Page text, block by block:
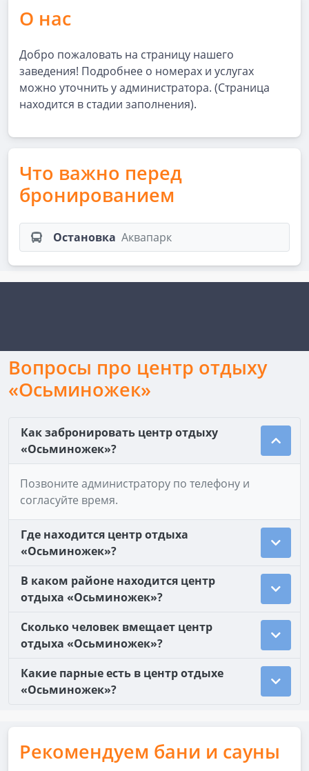
О нас
Добро пожаловать на страницу нашего
заведения! Подробнее о номерах и услугах
можно уточнить у администратора. (Страница
находится в стадии заполнения).
Что важно перед
бронированием
Остановка Аквапарк
Вопросы про центр отдыху
«Осьминожек»
Как забронировать центр отдыху
«Осьминожек»?
Позвоните администратору по телефону и
согласуйте время.
Где находится центр отдыха
«Осьминожек»?
В каком районе находится центр
отдыха «Осьминожек»?
Сколько человек вмещает центр
отдыха «Осьминожек»?
Какие парные есть в центр отдыхе
«Осьминожек»?
Рекомендуем бани и сауны